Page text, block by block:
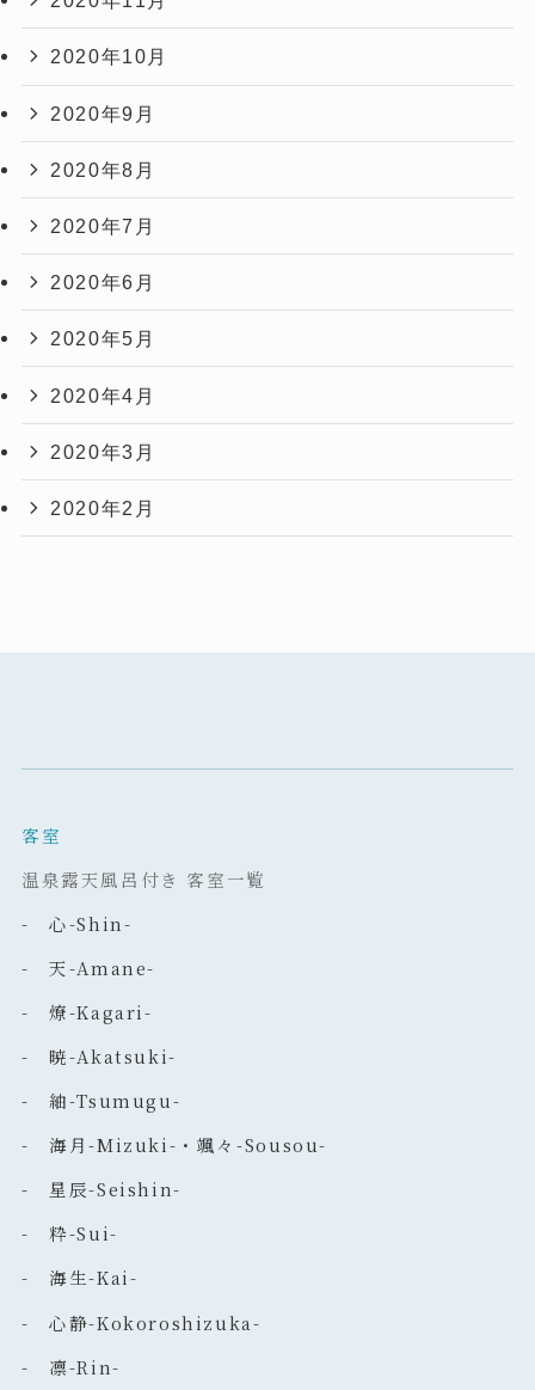
2020年10月
2020年9月
2020年8月
2020年7月
2020年6月
2020年5月
2020年4月
2020年3月
2020年2月
客室
温泉露天風呂付き 客室一覧
- 心-Shin-
- 天-Amane-
- 燎-Kagari-
- 暁-Akatsuki-
- 紬-Tsumugu-
- 海月-Mizuki-・颯々-Sousou-
- 星辰-Seishin-
- 粋-Sui-
- 海生-Kai-
- 心静-Kokoroshizuka-
- 凛-Rin-